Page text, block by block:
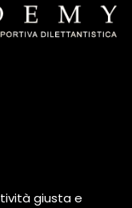
giusta e